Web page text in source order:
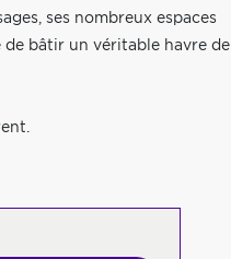
ses nombreux espaces
bâtir un véritable havre de